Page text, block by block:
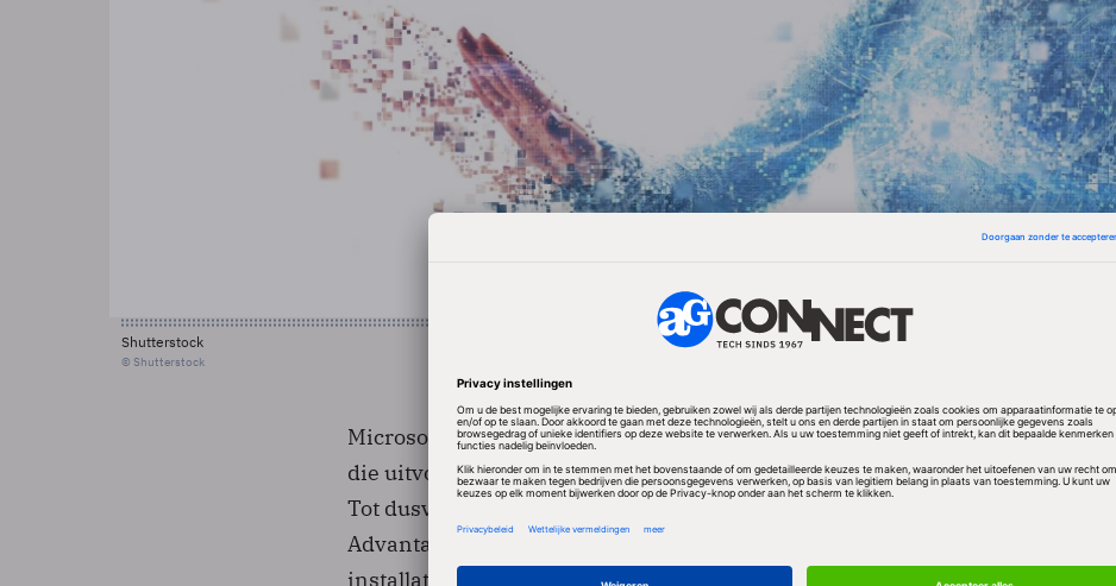
Shutterstock
© Shutterstock
Microsoft richt zich deze keer specifiek op Windows XP Professional omdat
die uitvoering van het besturingssysteem het vaakst illegaal wordt gebruikt.
Tot dusver konden gebruikers de meldingen van het Windows Genuine
Advantage-mechanisme nog handmatig omzeilen. Nu heeft Microsoft de
installatie ervan gekoppeld aan het accepteren van een